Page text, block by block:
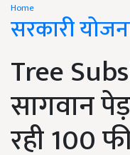
Home
सरकारी
Tree
सागवान
रही 100